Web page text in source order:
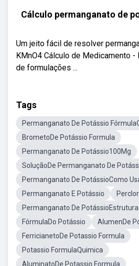
Cálculo permanganato de
Um jeito fácil de resolver
KMnO4 Cálculo de Medicamento -
de formulações ...
Tags
Permanganato De Potássio
BrometoDe Potássio Formula
Permanganato De Potássio100Mg
SoluçãoDe Permanganato De
Permanganato De PotássioComo
Permanganato E Potássio
Permanganato De
FórmulaDo Potássio
AlumenDe
FerricianetoDe Potassio Formula
Potassio FormulaQuimica
AluminatoDe Potassio Formula